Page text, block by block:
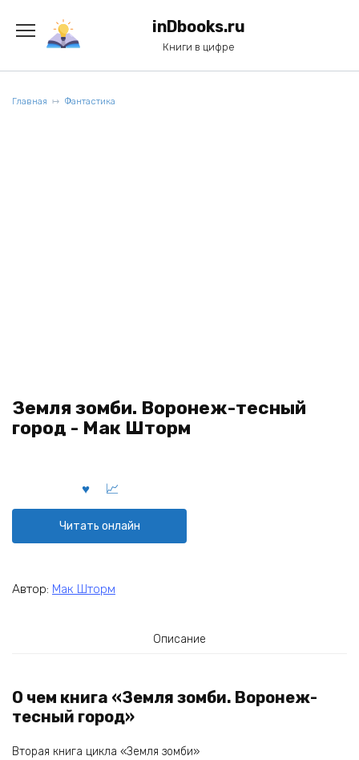
содержанию
inDbooks.ru
Книги в цифре
Главная Фантастика
Земля зомби. Воронеж-тесный
город - Мак Шторм
Читать онлайн
Автор: Мак Шторм
Описание
О чем книга «Земля зомби. Воронеж-
тесный город»
Вторая книга цикла «Земля зомби»